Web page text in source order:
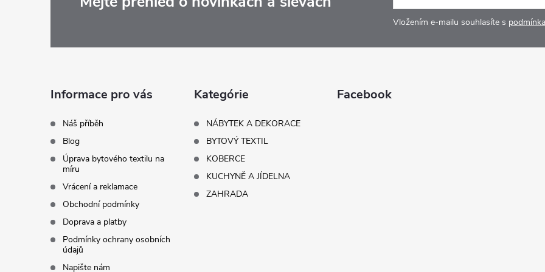
Vložením e-mailu souhlasíte s
Informace pro vás
Náš příběh
Blog
Úprava bytového textilu na
míru
Vrácení a reklamace
Obchodní podmínky
Doprava a platby
Podmínky ochrany osobních
údajů
Napište nám
Kategórie
NÁBYTEK A DEKORACE
BYTOVÝ TEXTIL
KOBERCE
KUCHYNĚ A JÍDELNA
ZAHRADA
Facebook